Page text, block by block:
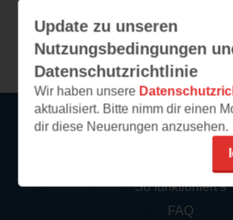
Weitere Leseeindrücke
Update zu unseren
Nutzungsbedingungen
Datenschutzrichtlinie
Wir haben unsere
aktualisiert. Bitte nimm dir einen
dir diese Neuerungen anzusehen.
So funktioniert‘s
FAQ